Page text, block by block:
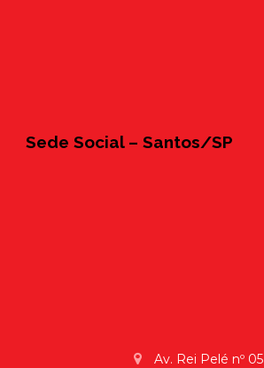
Sede Social – Santos/SP
Av. Rei Pelé nº 05